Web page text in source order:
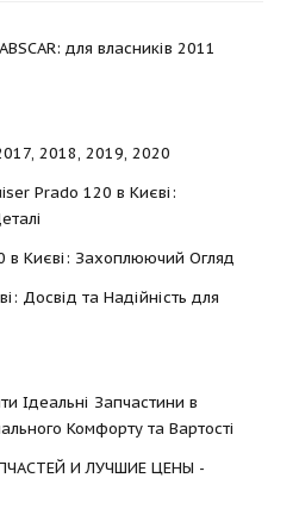
для власників 2011
2018, 2019, 2020
Prado 120 в Києві:
в Києві: Захоплюючий Огляд
Досвід та Надійність для
Ідеальні Запчастини в
Комфорту та Вартості
И ЛУЧШИЕ ЦЕНЫ -